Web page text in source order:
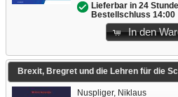
Lieferbar in 24
Bestellschluss 14:00
In den
Brexit, Bregret und die Lehren für die
Nuspliger, Niklaus